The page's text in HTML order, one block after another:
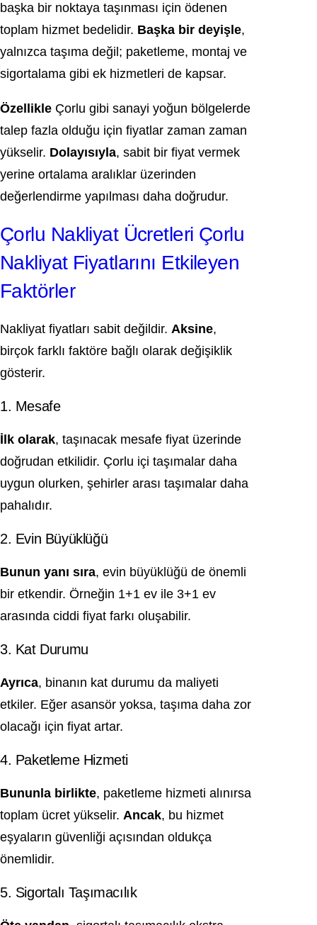
başka bir noktaya taşınması için ödenen
toplam hizmet bedelidir. Başka bir deyişle,
yalnızca taşıma değil; paketleme, montaj ve
sigortalama gibi ek hizmetleri de kapsar.
Özellikle Çorlu gibi sanayi yoğun bölgelerde
talep fazla olduğu için fiyatlar zaman zaman
yükselir. Dolayısıyla, sabit bir fiyat vermek
yerine ortalama aralıklar üzerinden
değerlendirme yapılması daha doğrudur.
Çorlu Nakliyat Ücretleri Çorlu
Nakliyat Fiyatlarını Etkileyen
Faktörler
Nakliyat fiyatları sabit değildir. Aksine,
birçok farklı faktöre bağlı olarak değişiklik
gösterir.
1. Mesafe
İlk olarak, taşınacak mesafe fiyat üzerinde
doğrudan etkilidir. Çorlu içi taşımalar daha
uygun olurken, şehirler arası taşımalar daha
pahalıdır.
2. Evin Büyüklüğü
Bunun yanı sıra, evin büyüklüğü de önemli
bir etkendir. Örneğin 1+1 ev ile 3+1 ev
arasında ciddi fiyat farkı oluşabilir.
3. Kat Durumu
Ayrıca, binanın kat durumu da maliyeti
etkiler. Eğer asansör yoksa, taşıma daha zor
olacağı için fiyat artar.
4. Paketleme Hizmeti
Bununla birlikte, paketleme hizmeti alınırsa
toplam ücret yükselir. Ancak, bu hizmet
eşyaların güvenliği açısından oldukça
önemlidir.
5. Sigortalı Taşımacılık